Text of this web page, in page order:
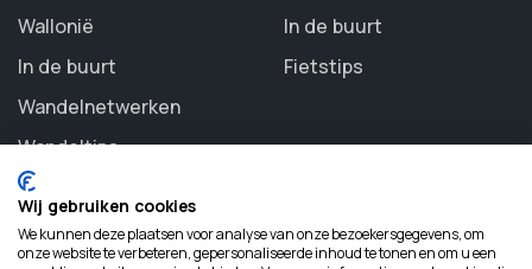
Wallonië
In de buurt
Wandelnetwerken
Wandeltips
In de buurt
Fietstips
Wij gebruiken cookies
We kunnen deze plaatsen voor analyse van onze bezoekersgegevens, om
onze website te verbeteren, gepersonaliseerde inhoud te tonen en om u een